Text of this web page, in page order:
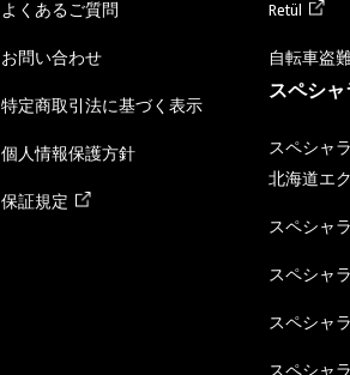
よくあるご質問
お問い合わせ
特定商取引法に基づく表示
個人情報保護方針
保証規定
Retül
自転車盗
スペシ
スペシャ
北海道エ
スペシャ
スペシャ
スペシャ
スペシャ